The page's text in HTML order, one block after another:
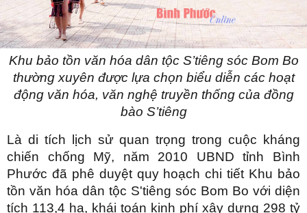
Khu bảo tồn văn hóa dân tộc S’tiêng sóc Bom Bo
thường xuyên được lựa chọn biểu diễn các hoạt
động văn hóa, văn nghệ truyền thống của đồng
bào S’tiêng
Là di tích lịch sử quan trọng trong cuộc kháng
chiến chống Mỹ, năm 2010 UBND tỉnh Bình
Phước đã phê duyệt quy hoạch chi tiết Khu bảo
tồn văn hóa dân tộc S'tiêng sóc Bom Bo với diện
tích 113,4 ha, khái toán kinh phí xây dựng 298 tỷ